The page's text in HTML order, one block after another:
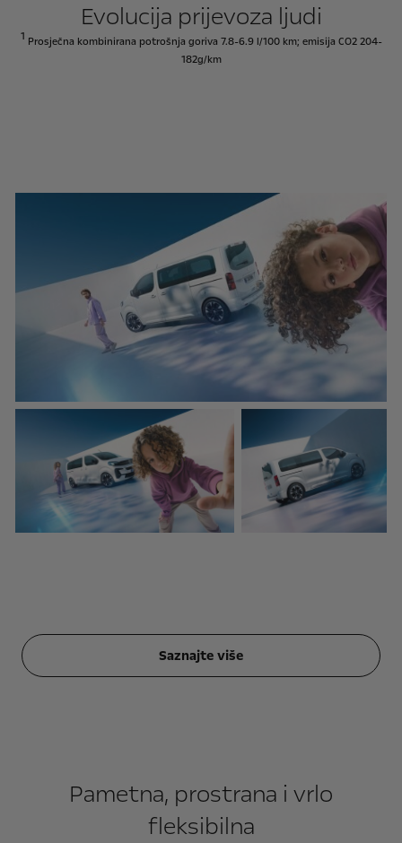
Evolucija prijevoza ljudi
1 Prosječna kombinirana potrošnja goriva 7.8-6.9 l/100 km; emisija CO2 204-
182g/km
Saznajte više
Pametna, prostrana i vrlo
fleksibilna